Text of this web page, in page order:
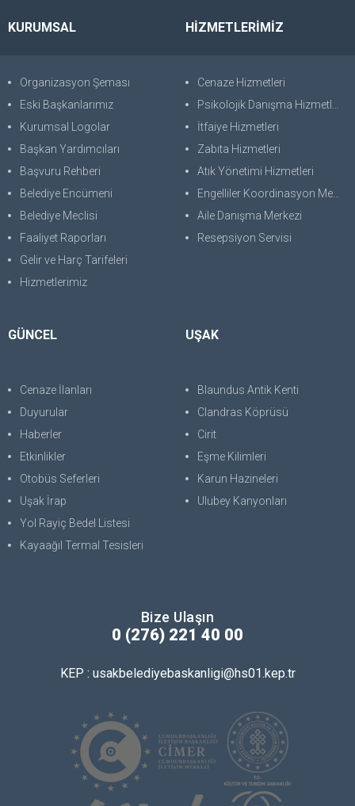
KURUMSAL
Organizasyon Şeması
Eski Başkanlarımız
Kurumsal Logolar
Başkan Yardımcıları
Başvuru Rehberi
Belediye Encümeni
Belediye Meclisi
Faaliyet Raporları
Gelir ve Harç Tarifeleri
Hizmetlerimiz
HİZMETLERİMİZ
Cenaze Hizmetleri
Psikolojik Danışma Hizmetleri
İtfaiye Hizmetleri
Zabıta Hizmetleri
Atık Yönetimi Hizmetleri
Engelliler Koordinasyon Merkezi
Aile Danışma Merkezi
Resepsiyon Servisi
GÜNCEL
Cenaze İlanları
Duyurular
Haberler
Etkinlikler
Otobüs Seferleri
Uşak İrap
Yol Rayiç Bedel Listesi
Kayaağıl Termal Tesisleri
UŞAK
Blaundus Antik Kenti
Clandras Köprüsü
Cirit
Eşme Kilimleri
Karun Hazineleri
Ulubey Kanyonları
Bize Ulaşın
0 (276) 221 40 00
KEP : usakbelediyebaskanligi@hs01.kep.tr